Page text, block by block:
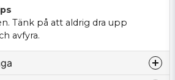
Tänk på att aldrig dra upp
avfyra.